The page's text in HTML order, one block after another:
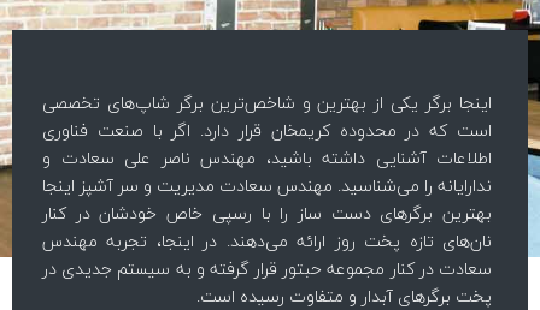
اینجا برگر یکی از بهترین و شاخص‌ترین برگر شاپ‌های تخصصی
است که در محدوده کریمخان قرار دارد. اگر با صنعت فناوری
اطلاعات آشنایی داشته باشید، مهندس ناصر علی سعادت و
ندارایانه را می‌شناسید. مهندس سعادت مدیریت و سر آشپز اینجا
بهترین برگرهای دست ساز را با رسپی خاص خودشان در کنار
نان‌های تازه پخت روز ارائه می‌دهند. در اینجا، تجربه مهندس
سعادت در کنار مجموعه حبتور قرار گرفته و به سیستم جدیدی در
پخت برگرهای آبدار و متفاوت رسیده است.